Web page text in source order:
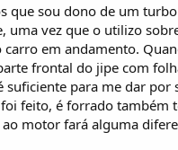
que sou dono de um
uma vez que o utilizo
em andamento.
frontal do jipe com
suficiente para me dar
feito, é forrado também
motor fará alguma